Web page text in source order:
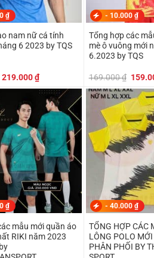
₫
nam nữ cá tính
6 2023 by TQS
Giá
249.000 ₫.
219.000₫Giá
hiện
tại
là:
219.000 ₫.
- 10.000 ₫
Tổng hợp các
mè ô vuông mới
6.2023 by TQS
169.000₫ Giá
là:
₫
mẫu mới quần áo
RIKI năm 2023
- 40.000 ₫
TỔNG HỢP CÁC
LÔNG POLO MỚI NHẤT 2023
PHÂN PHỐI BY